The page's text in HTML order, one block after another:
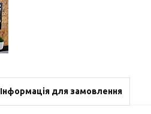
Інформація для замовлення